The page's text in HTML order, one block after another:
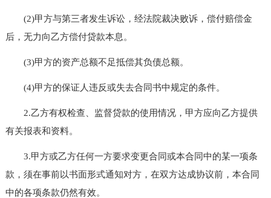
(2)甲方与第三者发生诉讼，经法院裁决败诉，偿付赔偿金
后，无力向乙方偿付贷款本息。
(3)甲方的资产总额不足抵偿其负债总额。
(4)甲方的保证人违反或失去合同书中规定的条件。
2.乙方有权检查、监督贷款的使用情况，甲方应向乙方提供
有关报表和资料。
3.甲方或乙方任何一方要求变更合同或本合同中的某一项条
款，须在事前以书面形式通知对方，在双方达成协议前，本合同
中的各项条款仍然有效。